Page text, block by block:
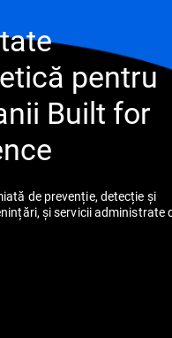
pentru
Built for
de prevenție, detecție și
și servicii administrate